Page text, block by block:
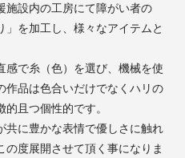
施設内の工房にて障がい者の
を加工し、様々なアイテムと
感で糸（色）を選び、機械を使
作品は色合いだけでなくハリの
且つ個性的です。
共に豊かな表情で優しさに触れ
度展開させて頂く事になりま